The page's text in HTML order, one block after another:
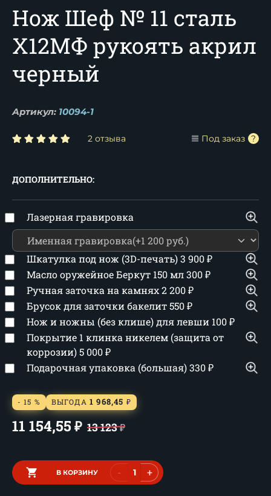
Нож Шеф № 11 сталь
Х12МФ рукоять акрил
черный
Артикул: 10094-1
2 отзыва Под заказ
ДОПОЛНИТЕЛЬНО:
Лазерная гравировка
Шкатулка под нож (3D-печать)3 900₽
Масло оружейное Беркут 150 мл300₽
Ручная заточка на камнях2 200₽
Брусок для заточки бакелит550₽
Нож и ножны (без клише) для левши 100₽
Покрытие 1 клинка никелем (защита от
коррозии)5 000₽
Подарочная упаковка (большая)330₽
- 15 % ВЫГОДА 1 968,45 ₽
11 154,55 ₽ 13 123₽
В КОРЗИНУ - +